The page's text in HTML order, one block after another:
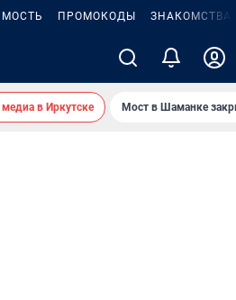
ПРОМОКОДЫ ЗНАКОМСТВА
в Иркутске Мост в Шаманке